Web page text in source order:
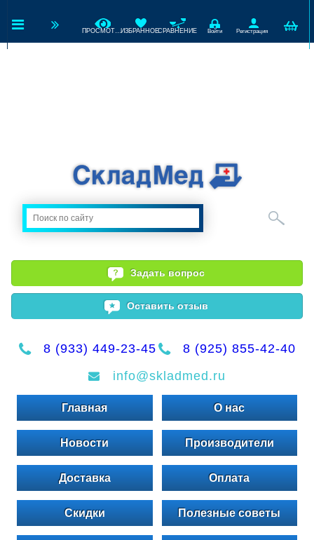
ПРОСМОТРЕННЫЕ ИЗБРАННОЕСРАВНЕНИЕ Войти Регистрация
Задать вопрос
Оставить отзыв
8 (933) 449-23-45
8 (925) 855-42-40
info@skladmed.ru
Главная О нас
Новости Производители
Доставка Оплата
Скидки Полезные советы